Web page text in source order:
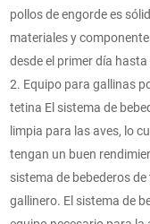
pollos de engorde es
materiales y
desde el primer día hasta
2. Equipo para gallinas
tetina El sistema de
limpia para las aves, lo
tengan un buen
sistema de bebederos
gallinero. El sistema de